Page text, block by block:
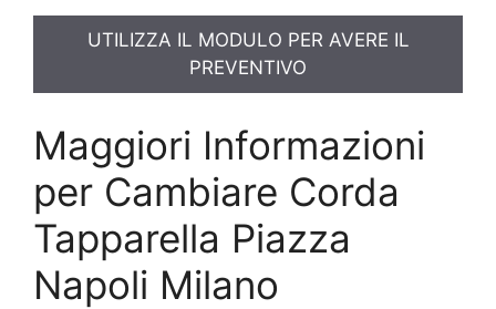
UTILIZZA IL MODULO PER AVERE IL
PREVENTIVO
Maggiori Informazioni
per Cambiare Corda
Tapparella Piazza
Napoli Milano